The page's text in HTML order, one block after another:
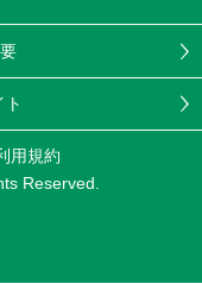
ト
用規約
Reserved.